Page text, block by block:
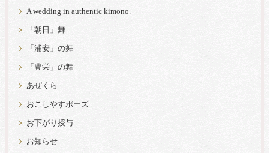
A wedding in authentic kimono.
「朝日」舞
「浦安」の舞
「豊栄」の舞
あぜくら
おこしやすポーズ
お下がり授与
お知らせ